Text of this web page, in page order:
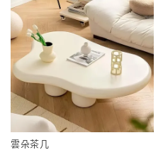
雲朵茶几